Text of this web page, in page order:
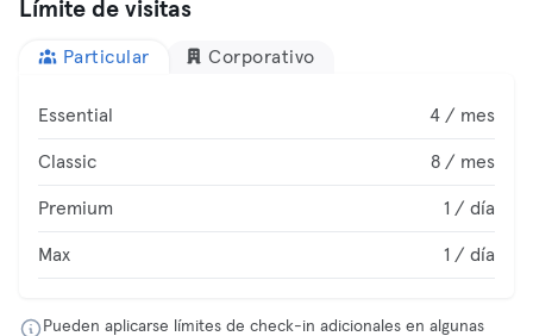
Límite de visitas
Particular Corporativo
Essential 4 / mes
Classic 8 / mes
Premium 1 / día
Max 1 / día
Pueden aplicarse límites de check-in adicionales en algunas